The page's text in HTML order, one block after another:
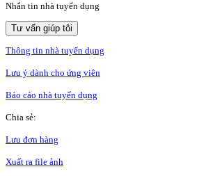
Nhắn tin nhà tuyển dụng
Tư vấn giúp tôi
Thông tin nhà tuyển dụng
Lưu ý dành cho ứng viên
Báo cáo nhà tuyển dụng
Chia sẻ:
Lưu đơn hàng
Xuất ra file ảnh